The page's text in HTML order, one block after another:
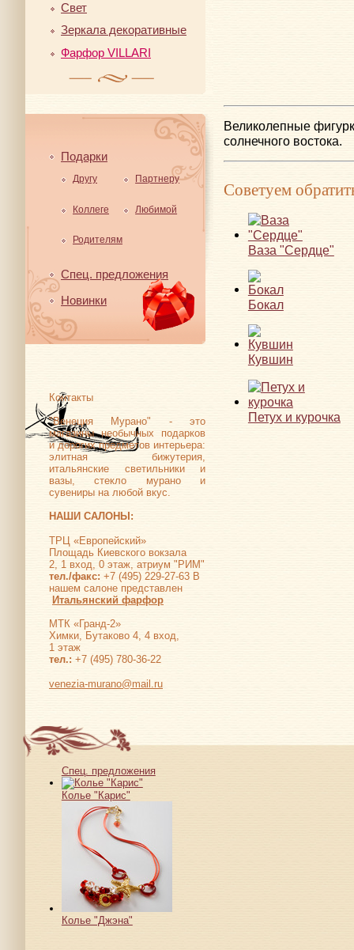
Свет
Зеркала декоративные
Фарфор VILLARI
Подарки
Другу Партнеру
Коллеге Любимой
Родителям
Спец. предложения
Новинки
Контакты
"Венеция Мурано" - это
магазины необычных подарков
и дорогих предметов интерьера:
элитная бижутерия,
итальянские светильники и
вазы, стекло мурано и
сувениры на любой вкус.
НАШИ САЛОНЫ:
ТРЦ «Европейский»
Площадь Киевского вокзала
2, 1 вход, 0 этаж, атриум "РИМ"
тел./факс: +7 (495) 229-27-63 В
нашем салоне представлен
Итальянский фарфор
МТК «Гранд-2»
Химки, Бутаково 4, 4 вход,
1 этаж
тел.: +7 (495) 780-36-22
venezia-murano@mail.ru
Великолепные
солнечного востока.
Советуем
Ваза "Сердце"
Бокал
Кувшин
Петух и курочка
Спец. предложения
Колье "Карис"
Колье "Джэна"